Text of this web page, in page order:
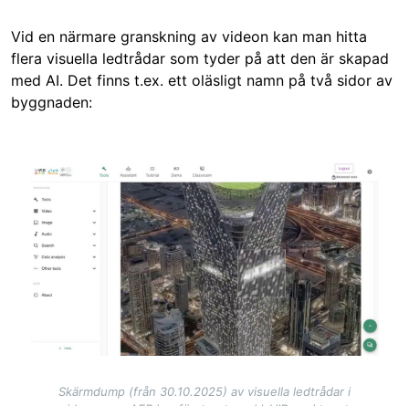
Vid en närmare granskning av videon kan man hitta
flera visuella ledtrådar som tyder på att den är skapad
med AI. Det finns t.ex. ett oläsligt namn på två sidor av
byggnaden:
Image
Skärmdump (från 30.10.2025) av visuella ledtrådar i